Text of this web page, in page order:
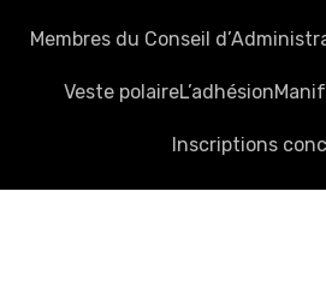
Membres du Conseil
Veste polaireL’adhésion
Inscriptions